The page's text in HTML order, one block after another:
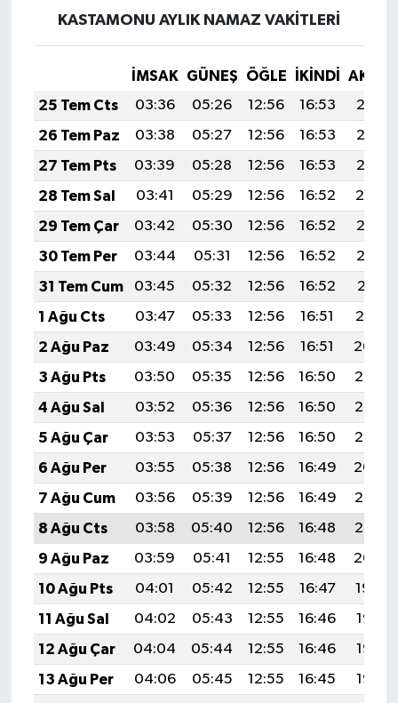
KASTAMONU AYLIK NAMAZ VAKITLERI
İMSAK GÜNEŞ ÖĞLE İKINDI
25 Tem Cts
03:36 05:26 12:56 16:53
20:17
26 Tem Paz
03:38 05:27 12:56 16:53
20:16
27 Tem Pts
03:39 05:28 12:56 16:53
20:15
28 Tem Sal
03:41 05:29 12:56 16:52
20:14
29 Tem Çar
03:42 05:30 12:56 16:52
20:13
30 Tem Per
03:44 05:31 12:56 16:52
20:12
31 Tem Cum
03:45 05:32 12:56 16:52
20:11
1 Ağu Cts
03:47 05:33 12:56 16:51
20:10
2 Ağu Paz
03:49 05:34 12:56 16:51
20:09
3 Ağu Pts
03:50 05:35 12:56 16:50
20:08
4 Ağu Sal
03:52 05:36 12:56 16:50
20:07
5 Ağu Çar
03:53 05:37 12:56 16:50
20:05
6 Ağu Per
03:55 05:38 12:56 16:49
20:04
7 Ağu Cum
03:56 05:39 12:56 16:49
20:03
8 Ağu Cts
03:58 05:40 12:56 16:48
20:02
9 Ağu Paz
03:59 05:41 12:55 16:48
20:00
10 Ağu Pts
04:01 05:42 12:55 16:47
19:59
11 Ağu Sal
04:02 05:43 12:55 16:46
19:58
12 Ağu Çar
04:04 05:44 12:55 16:46
19:57
13 Ağu Per
04:06 05:45 12:55 16:45
19:55